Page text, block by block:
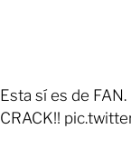
Esta sí es de
CRACK!!